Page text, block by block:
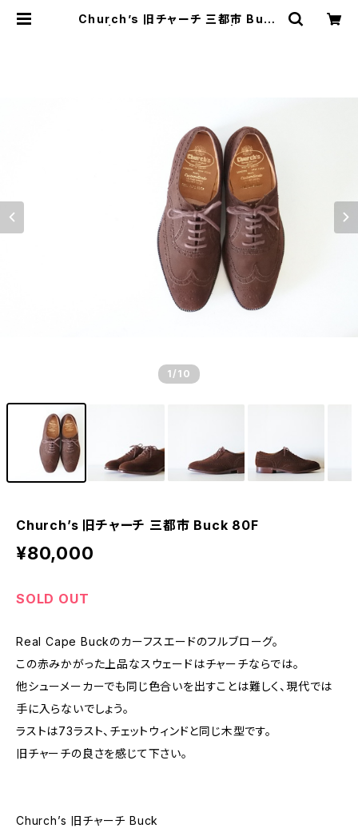
Church’s 旧チャーチ 三都市 Buck
1 /10
Church’s 旧チャーチ 三都市 Buck 80F
¥80,000
SOLD OUT
Real Cape Buckのカーフスエードのフルブローグ。
この赤みかがった上品なスウェードはチャーチならでは。
他シューメーカーでも同じ色合いを出すことは難しく、現代では
手に入らないでしょう。
ラストは73ラスト、チェットウィンドと同じ木型です。
旧チャーチの良さを感じて下さい。
Church’s 旧チャーチ Buck